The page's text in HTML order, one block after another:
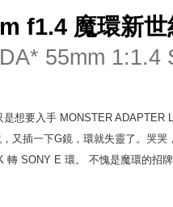
f1.4 魔環新世
DA* 55mm 1:1.4
是想要入手 MONSTER
又插一下G鏡，環就失靈了。哭
轉 SONY E 環。 不愧是魔環的招